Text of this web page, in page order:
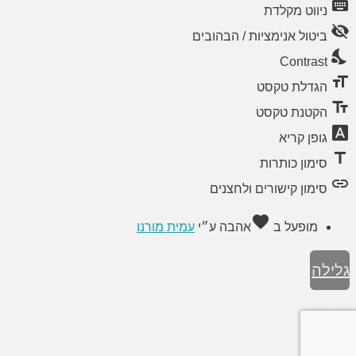
keyboard ניווט מקלדת
visibility_off ביטול אנימציות / הבהובים
nights_stay
Contrast
format_size הגדלת טקסט
text_fields הקטנת טקסט
font_download גופן קריא
title סימון כותרות
link סימון קישורים ולחצנים
מופעל ב favoriteאהבה ע״י עמית מורנו
גלילה
לראש